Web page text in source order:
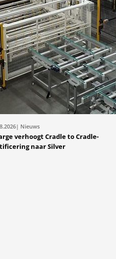
| Nieuws
verhoogt Cradle to Cradle-
naar Silver